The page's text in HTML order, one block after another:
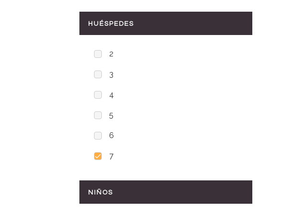
HUÉSPEDES
2
3
4
5
6
7
NIÑOS